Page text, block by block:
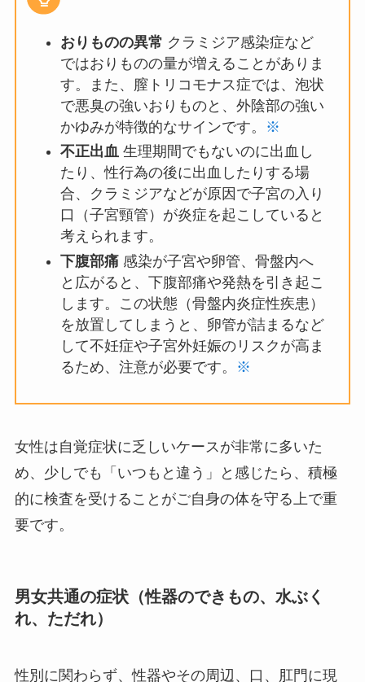
おりものの異常 クラミジア感染症など
ではおりものの量が増えることがありま
す。また、膣トリコモナス症では、泡状
で悪臭の強いおりものと、外陰部の強い
かゆみが特徴的なサインです。
※
不正出血生理期間でもないのに出血し
たり、性行為の後に出血したりする場
合、クラミジアなどが原因で子宮の入り
口（子宮頸管）が炎症を起こしていると
考えられます。
下腹部痛感染が子宮や卵管、骨盤内へ
と広がると、下腹部痛や発熱を引き起こ
します。この状態（骨盤内炎症性疾患）
を放置してしまうと、卵管が詰まるなど
して不妊症や子宮外妊娠のリスクが高ま
るため、注意が必要です。
※
女性は自覚症状に乏しいケースが非常に多いた
め、少しでも「いつもと違う」と感じたら、積極
的に検査を受けることがご自身の体を守る上で重
要です。
男女共通の症状（性器のできもの、水ぶく
れ、ただれ）
性別に関わらず、性器やその周辺、口、肛門に現